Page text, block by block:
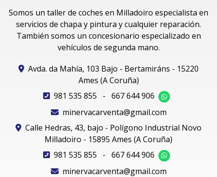
Somos un taller de coches en Milladoiro especialista en
servicios de chapa y pintura y cualquier reparación.
También somos un concesionario especializado en
vehículos de segunda mano.
Avda. da Mahía, 103 Bajo - Bertamiráns - 15220
Ames (A Coruña)
981 535 855
- 667 644 906
minervacarventa@gmail.com
Calle Hedras, 43, bajo - Polígono Industrial Novo
Milladoiro - 15895 Ames (A Coruña)
981 535 855
- 667 644 906
minervacarventa@gmail.com